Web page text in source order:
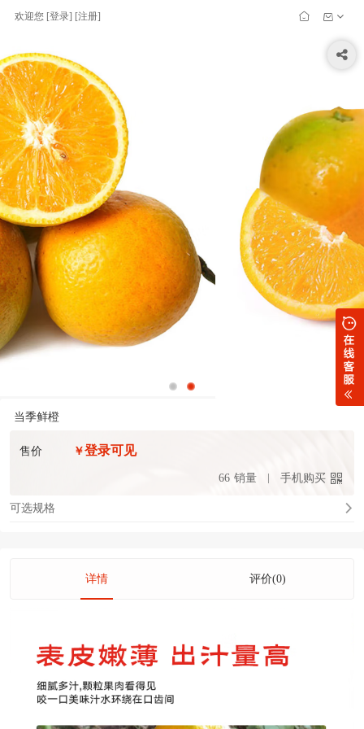
欢迎您 [登录] [注册]
当季鲜橙
售价 ￥登录可见
66 销量 手机购买
可选规格
详情 评价(0)